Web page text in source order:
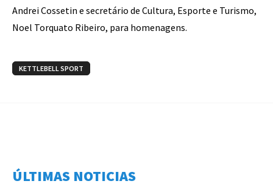
Andrei Cossetin e secretário de Cultura, Esporte e Turismo,
Noel Torquato Ribeiro, para homenagens.
KETTLEBELL SPORT
ÚLTIMAS NOTICIAS